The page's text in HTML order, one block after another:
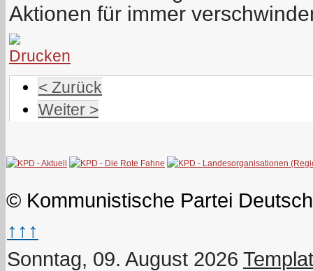
Aktionen für immer
< Zurück
Weiter >
© Kommunistische Partei
↑↑↑
Sonntag, 09. August 2026